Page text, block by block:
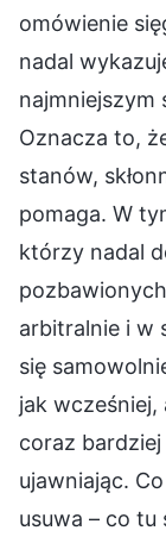
omówienie
nadal
najmniejszym
Oznacza to,
stanów,
pomaga. W
którzy nadal
arbitralnie i w
się
jak
coraz bardziej
ujawniając.
usuwa – co tu